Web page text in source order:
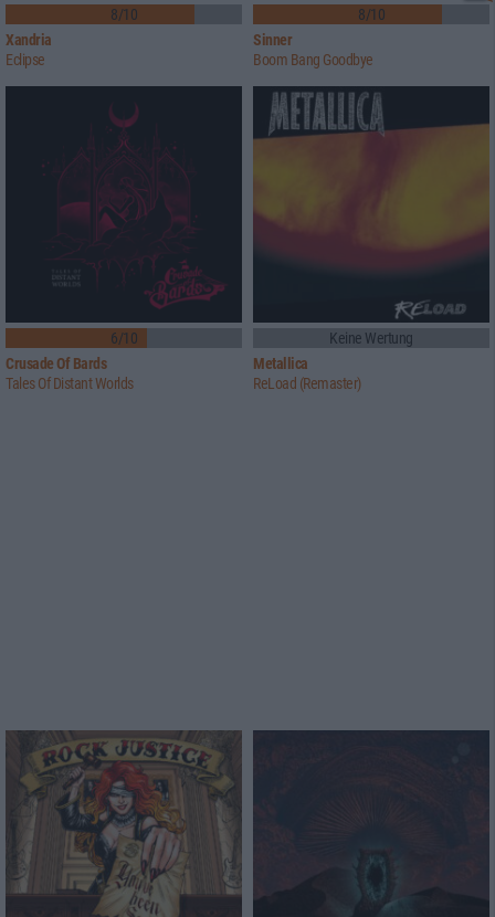
8/10
Xandria
Eclipse
8/10
Sinner
Boom Bang Goodbye
6/10
Crusade Of Bards
Tales Of Distant Worlds
Keine Wertung
Metallica
ReLoad (Remaster)